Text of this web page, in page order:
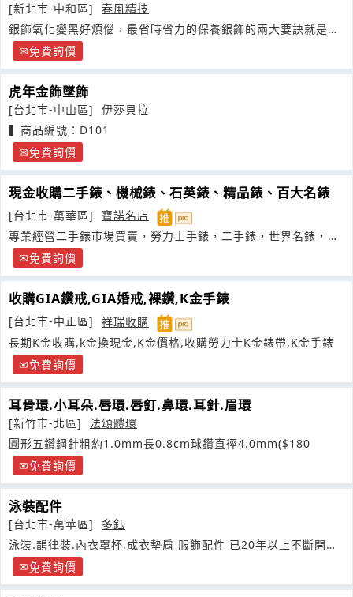
[新北市-中和區]
春風精技
銀飾氧化變黑好煩惱，最省時省力的保養銀飾的兩大要訣就是：
1.穿戴完後擦拭乾淨
免費詢價
虎年金飾墜飾
[台北市-中山區]
伊莎貝拉
▍商品編號：D101
免費詢價
現金收購二手錶、機械錶、石英錶、精品錶、百大名錶
[台北市-萬華區]
寶諾名店
專業經營二手錶市場買賣，勞力士手錶，二手錶，世界名錶，專
門經營各大名錶買賣收購服務
免費詢價
收購GIA鑽戒,GIA婚戒,裸鑽,K金手錶
[台北市-中正區]
祥瑞收購
長期K金收購,k金換現金,K金價格,收購勞力士K金錶帶,K金手錶
免費詢價
耳骨環.小耳朵.唇環.唇釘.鼻環.耳針.眉環
[新竹市-北區]
法頌體環
圓形五鑽鋼針粗約1.0mm長0.8cm球鑽直徑4.0mm($180
免費詢價
泳裝配件
[台北市-萬華區]
多鈺
泳裝.韻律裝.內衣罩杯.成衣墊肩 服飾配件 已20年以上不斷開發
新產品滿足客戶希求
免費詢價